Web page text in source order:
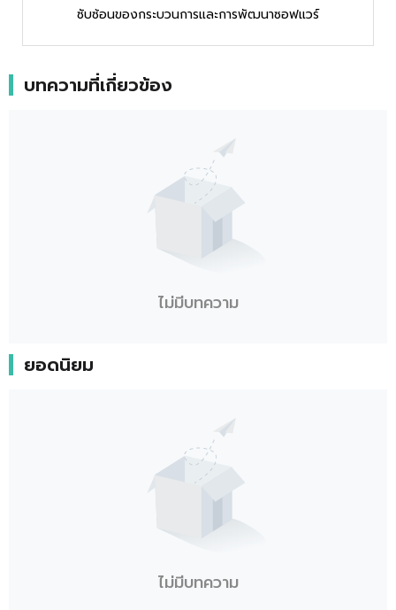
ซับซ้อนของกระบวนการและการพัฒนาซอฟแวร์
บทความที่เกี่ยวข้อง
ไม่มีบทความ
ยอดนิยม
ไม่มีบทความ